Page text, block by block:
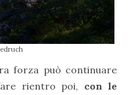
forza può continuare
rientro poi, con le